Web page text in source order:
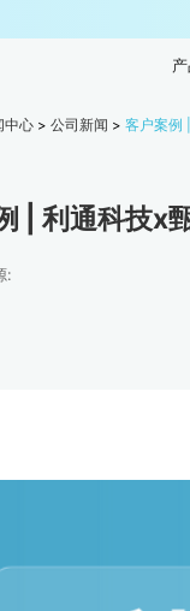
产
中心 >公司新闻 > 客户案例
| 利通科技x
: